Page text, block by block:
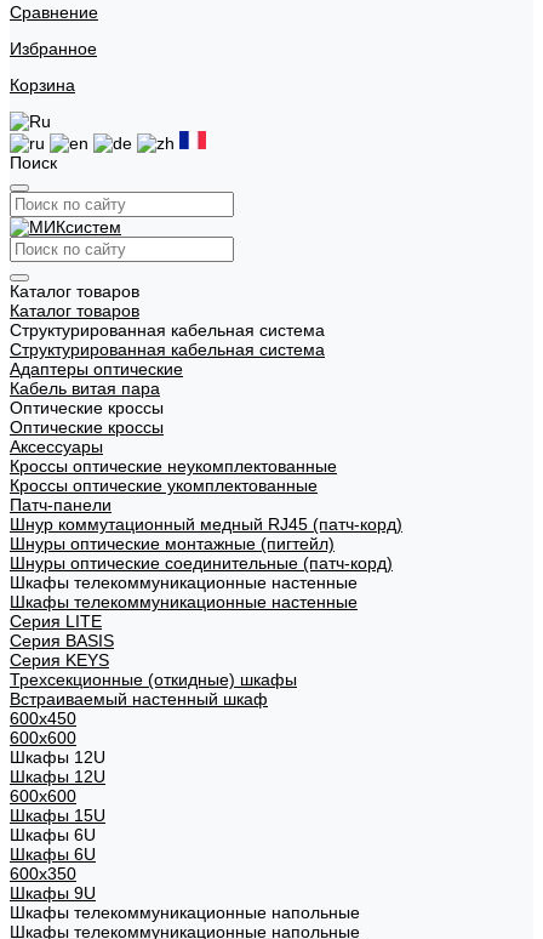
Сравнение
Избранное
Корзина
Поиск
Каталог товаров
Каталог товаров
Структурированная кабельная система
Структурированная кабельная система
Адаптеры оптические
Кабель витая пара
Оптические кроссы
Оптические кроссы
Аксессуары
Кроссы оптические неукомплектованные
Кроссы оптические укомплектованные
Патч-панели
Шнур коммутационный медный RJ45 (патч-корд)
Шнуры оптические монтажные (пигтейл)
Шнуры оптические соединительные (патч-корд)
Шкафы телекоммуникационные настенные
Шкафы телекоммуникационные настенные
Cерия LITE
Cерия BASIS
Cерия KEYS
Трехсекционные (откидные) шкафы
Встраиваемый настенный шкаф
600x450
600x600
Шкафы 12U
Шкафы 12U
600x600
Шкафы 15U
Шкафы 6U
Шкафы 6U
600x350
Шкафы 9U
Шкафы телекоммуникационные напольные
Шкафы телекоммуникационные напольные